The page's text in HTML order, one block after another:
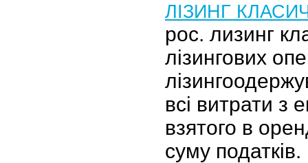
ЛІЗИНГ
рос. лизинг
лізингових
всі витрати з
взятого в
суму податків.